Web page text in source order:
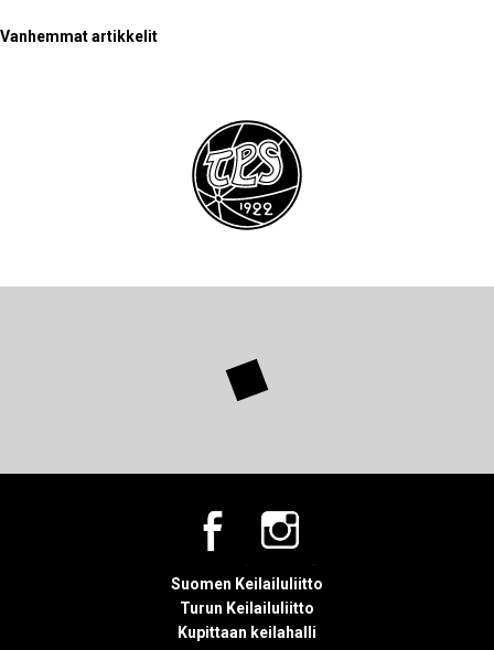
Artikkelien
Vanhemmat artikkelit
Suomen Keilailuliitto
Turun Keilailuliitto
Kupittaan keilahalli